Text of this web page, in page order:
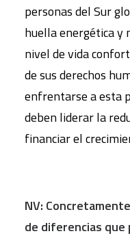
personas del Sur
huella energética y
nivel de vida
de sus derechos
enfrentarse a esta
deben liderar la
financiar el
NV:
de diferencias